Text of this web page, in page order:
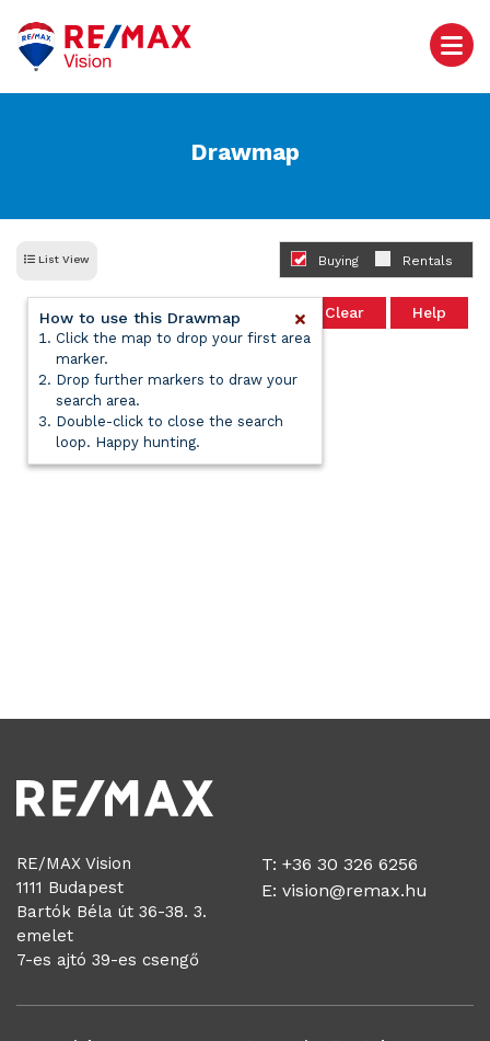
Drawmap
List View Buying Rentals
Clear Help
How to use this Drawmap
Click the map to drop your first area
marker.
Drop further markers to draw your
search area.
Double-click to close the search
loop. Happy hunting.
RE/MAX Vision
1111 Budapest
Bartók Béla út 36-38. 3.
emelet
7-es ajtó 39-es csengő
T: +36 30 326 6256
E: vision@remax.hu